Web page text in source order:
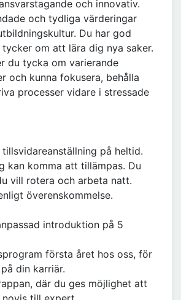
och innovativ.
och tydliga värderingar
Du har god
om att lära dig nya saker.
du tycka om varierande
och kunna fokusera, behålla
processer vidare i stressade
på heltid.
kan komma att tillämpas. Du
vill rotera och arbeta natt.
överenskommelse.
introduktion på 5
första året hos oss, för
din karriär.
där du ges möjlighet att